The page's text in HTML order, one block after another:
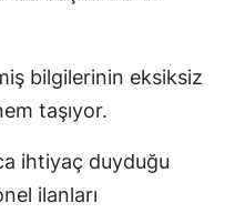
bilgilerinin eksiksiz
taşıyor.
ihtiyaç duyduğu
ilanları